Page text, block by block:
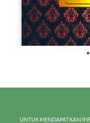
TAFSIR
UNTUK MENDAPATKAN